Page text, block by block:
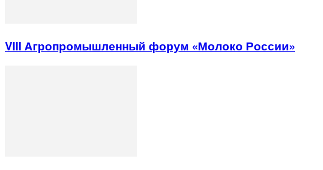
VIII Агропромышленный форум «Молоко России»